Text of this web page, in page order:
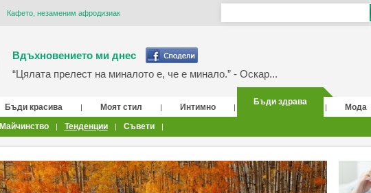
Кафето, незаменим афродизиак
Вдъхновението ми днес
“Цялата прелест на миналото е, че е минало.” - Оскар...
Бъди красива | Моят стил | Интимно |
Бъди здрава
|
Мода
Майчинство | Тенденции | Съвети |